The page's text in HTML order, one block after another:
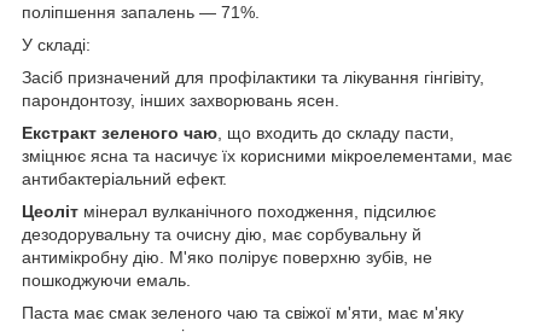
поліпшення запалень — 71%.
У складі:
Засіб призначений для профілактики та лікування гінгівіту,
парондонтозу, інших захворювань ясен.
Екстракт зеленого чаю , що входить до складу пасти,
зміцнює ясна та насичує їх корисними мікроелементами, має
антибактеріальний ефект.
Цеоліт мінерал вулканічного походження, підсилює
дезодорувальну та очисну дію, має сорбувальну й
антимікробну дію. М'яко полірує поверхню зубів, не
пошкоджуючи емаль.
Паста має смак зеленого чаю та свіжої м'яти, має м'яку